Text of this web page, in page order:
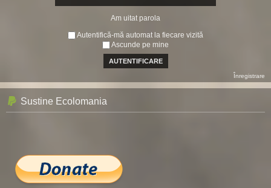
Am uitat parola
Autentifică-mă automat la fiecare vizită
Ascunde pe mine
Înregistrare
Sustine Ecolomania